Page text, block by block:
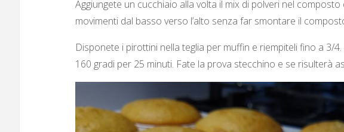
Aggiungete un cucchiaio alla volta il mix di polveri nel
movimenti dal basso verso l’alto senza far smontare il
Disponete i pirottini nella teglia per muffin e riempiteli fino a
160 gradi per 25 minuti. Fate la prova stecchino e se risulterà